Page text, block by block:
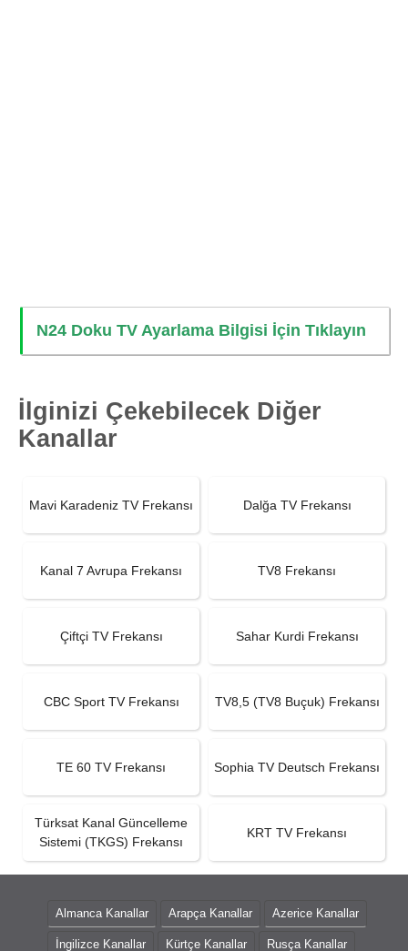
N24 Doku TV Ayarlama Bilgisi İçin Tıklayın
İlginizi Çekebilecek Diğer
Kanallar
Mavi Karadeniz TV Frekansı Dalğa TV Frekansı
Kanal 7 Avrupa Frekansı TV8 Frekansı
Çiftçi TV Frekansı Sahar Kurdi Frekansı
CBC Sport TV Frekansı TV8,5 (TV8 Buçuk) Frekansı
TE 60 TV Frekansı Sophia TV Deutsch Frekansı
Türksat Kanal Güncelleme
Sistemi (TKGS) Frekansı
KRT TV Frekansı
Almanca Kanallar Arapça Kanallar Azerice Kanallar
İngilizce Kanallar Kürtçe Kanallar Rusça Kanallar